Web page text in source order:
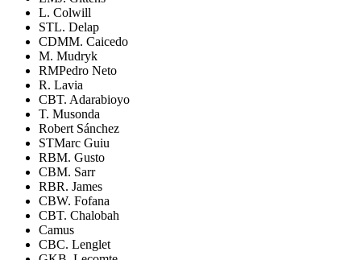
L. Colwill
STL. Delap
CDMM. Caicedo
M. Mudryk
RMPedro Neto
R. Lavia
CBT. Adarabioyo
T. Musonda
Robert Sánchez
STMarc Guiu
RBM. Gusto
CBM. Sarr
RBR. James
CBW. Fofana
CBT. Chalobah
Camus
CBC. Lenglet